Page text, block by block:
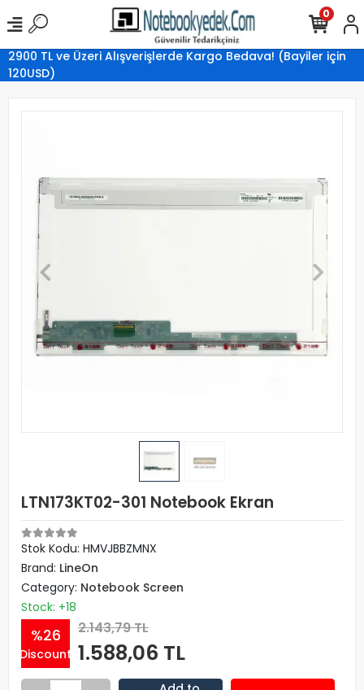
2900 TL ve Üzeri Alışverişlerde Kargo Bedava! (Bayiler için
120USD)
0
LTN173KT02-301 Notebook Ekran
Stok Kodu: HMVJBBZMNX
Brand: LineOn
Category: Notebook Screen
Stock: +18
%26
Discount
2.143,79 TL
1.588,06 TL